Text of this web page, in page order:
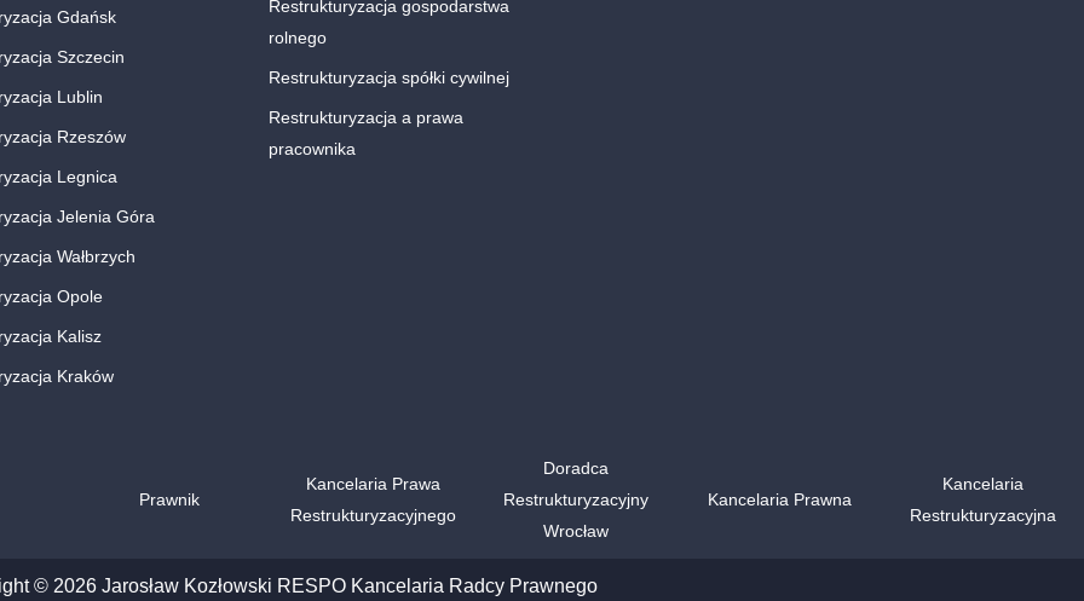
Gdańsk
Szczecin
Lublin
Rzeszów
Legnica
Jelenia Góra
Wałbrzych
Opole
Kalisz
Kraków
Restrukturyzacja gospodarstwa
rolnego
Restrukturyzacja spółki cywilnej
Restrukturyzacja a prawa
pracownika
Prawnik
Kancelaria Prawa
Restrukturyzacyjnego
Doradca
Restrukturyzacyjny
Wrocław
Kancelaria Prawna
Kancelaria
Restrukturyzacyjna
© 2026 Jarosław Kozłowski RESPO Kancelaria Radcy Prawnego